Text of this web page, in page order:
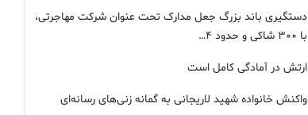
دستگیری باند بزرگ جعل مدارک تحت عنوان شرکت مهاجرتی،
با ۳۰۰ شاکی و حدود ۴…
ارتش در آمادگی کامل است
واکنش خانواده شهید لاریجانی به گمانه زنی‌های رسانه‌ای